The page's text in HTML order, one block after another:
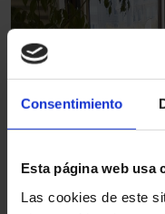
Consentimiento
Esta página web usa
Las cookies de este